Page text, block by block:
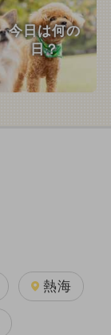
今日は何の
日？
熱海